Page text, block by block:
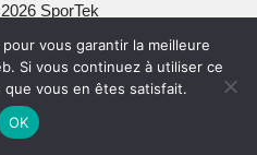
SporTek
Réservés
par
vous garantir la meilleure
Si vous continuez à utiliser ce
vous en êtes satisfait.
OK